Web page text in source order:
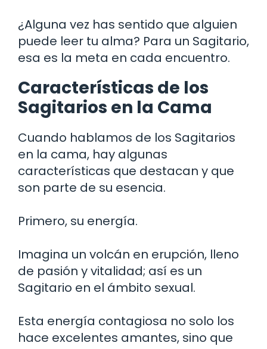
¿Alguna vez has sentido que alguien
puede leer tu alma? Para un Sagitario,
esa es la meta en cada encuentro.
Características de los
Sagitarios en la Cama
Cuando hablamos de los Sagitarios
en la cama, hay algunas
características que destacan y que
son parte de su esencia.
Primero, su energía.
Imagina un volcán en erupción, lleno
de pasión y vitalidad; así es un
Sagitario en el ámbito sexual.
Esta energía contagiosa no solo los
hace excelentes amantes, sino que